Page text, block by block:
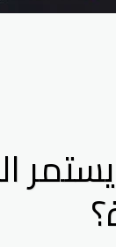
اليوم 8